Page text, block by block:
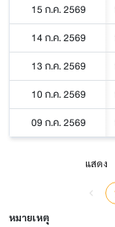
15 ก.ค. 2569
14 ก.ค. 2569
13 ก.ค. 2569
10 ก.ค. 2569
09 ก.ค. 2569
แสดง
หมายเหตุ